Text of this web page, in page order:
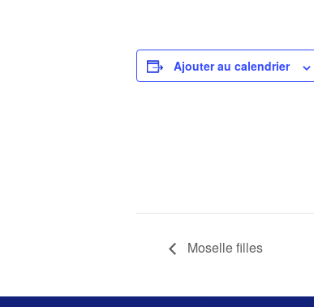
Ajouter au calendrier
Moselle filles